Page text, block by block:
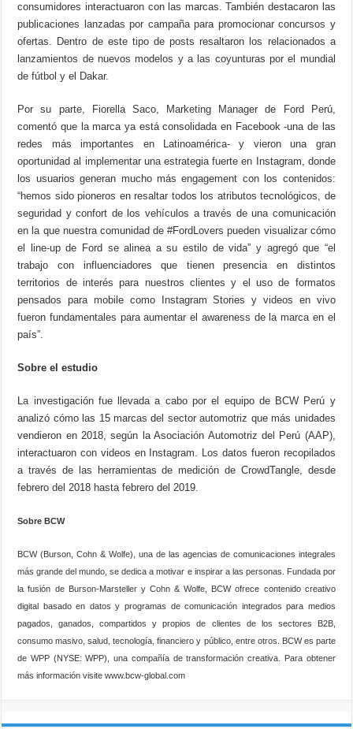
consumidores interactuaron con las marcas. También destacaron las
publicaciones lanzadas por campaña para promocionar concursos y
ofertas. Dentro de este tipo de posts resaltaron los relacionados a
lanzamientos de nuevos modelos y a las coyunturas por el mundial
de fútbol y el Dakar.
Por su parte, Fiorella Saco, Marketing Manager de Ford Perú,
comentó que la marca ya está consolidada en Facebook -una de las
redes más importantes en Latinoamérica- y vieron una gran
oportunidad al implementar una estrategia fuerte en Instagram, donde
los usuarios generan mucho más engagement con los contenidos:
“hemos sido pioneros en resaltar todos los atributos tecnológicos, de
seguridad y confort de los vehículos a través de una comunicación
en la que nuestra comunidad de #FordLovers pueden visualizar cómo
el line-up de Ford se alinea a su estilo de vida” y agregó que “el
trabajo con influenciadores que tienen presencia en distintos
territorios de interés para nuestros clientes y el uso de formatos
pensados para mobile como Instagram Stories y videos en vivo
fueron fundamentales para aumentar el awareness de la marca en el
país”.
Sobre el estudio
La investigación fue llevada a cabo por el equipo de BCW Perú y
analizó cómo las 15 marcas del sector automotriz que más unidades
vendieron en 2018, según la Asociación Automotriz del Perú (AAP),
interactuaron con videos en Instagram. Los datos fueron recopilados
a través de las herramientas de medición de CrowdTangle, desde
febrero del 2018 hasta febrero del 2019.
Sobre BCW
BCW (Burson, Cohn & Wolfe), una de las agencias de comunicaciones integrales
más grande del mundo, se dedica a motivar e inspirar a las personas. Fundada por
la fusión de Burson-Marsteller y Cohn & Wolfe, BCW ofrece contenido creativo
digital basado en datos y programas de comunicación integrados para medios
pagados, ganados, compartidos y propios de clientes de los sectores B2B,
consumo masivo, salud, tecnología, financiero y público, entre otros. BCW es parte
de WPP (NYSE: WPP), una compañía de transformación creativa. Para obtener
más información visite www.bcw-global.com